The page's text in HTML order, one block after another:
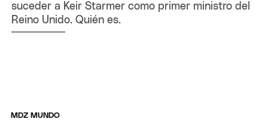
suceder a Keir Starmer como primer ministro del
Reino Unido. Quién es.
MDZ MUNDO